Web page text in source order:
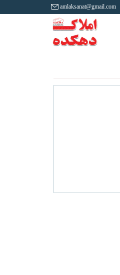
amlaksanat@gmail.com